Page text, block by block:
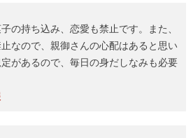
の持ち込み、恋愛も禁止です。また、
なので、親御さんの心配はあると思い
があるので、毎日の身だしなみも必要